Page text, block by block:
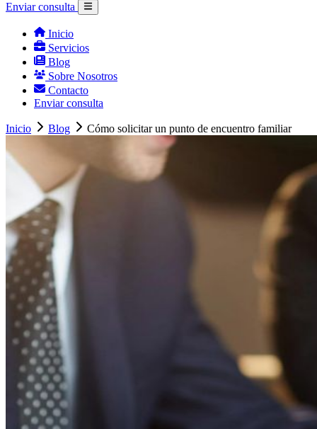
Enviar consulta
Inicio
Servicios
Blog
Sobre Nosotros
Contacto
Enviar consulta
Inicio Blog Cómo solicitar un punto de encuentro familiar